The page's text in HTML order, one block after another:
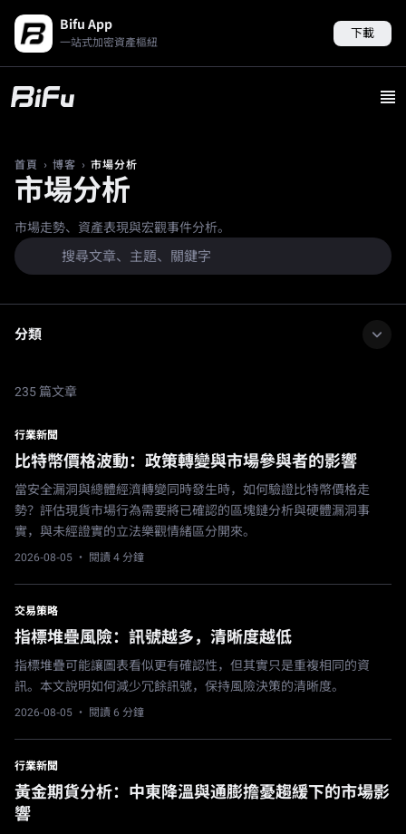
Bifu App
一站式加密資產樞紐
下載
首頁 › 博客 › 市場分析
市場分析
市場走勢、資產表現與宏觀事件分析。
分類
235 篇文章
行業新聞
比特幣價格波動：政策轉變與市場參與者的影響
當安全漏洞與總體經濟轉變同時發生時，如何驗證比特幣價格走
勢？評估現貨市場行為需要將已確認的區塊鏈分析與硬體漏洞事
實，與未經證實的立法樂觀情緒區分開來。
2026-08-05 · 閱讀 4 分鐘
交易策略
指標堆疊風險：訊號越多，清晰度越低
指標堆疊可能讓圖表看似更有確認性，但其實只是重複相同的資
訊。本文說明如何減少冗餘訊號，保持風險決策的清晰度。
2026-08-05 · 閱讀 6 分鐘
行業新聞
黃金期貨分析：中東降溫與通膨擔憂趨緩下的市場影
響